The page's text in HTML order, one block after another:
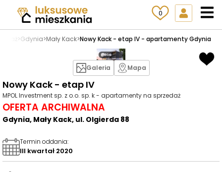
0
>Gdynia>Mały Kack>Nowy Kack - etap IV - apartamenty Gdynia
Nowy Kack - etap IV
MPOL Investment sp. z o.o. sp. k - apartamenty na sprzedaż
OFERTA ARCHIWALNA
Gdynia, Mały Kack, ul. Olgierda 88
Galeria Mapa
Termin oddania:
III kwartał 2020